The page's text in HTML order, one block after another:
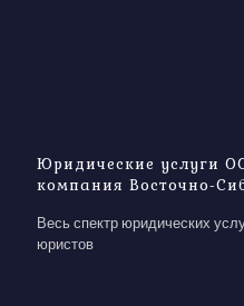
Юридические услуги
компания Восточно-
Весь спектр юридических
юристов